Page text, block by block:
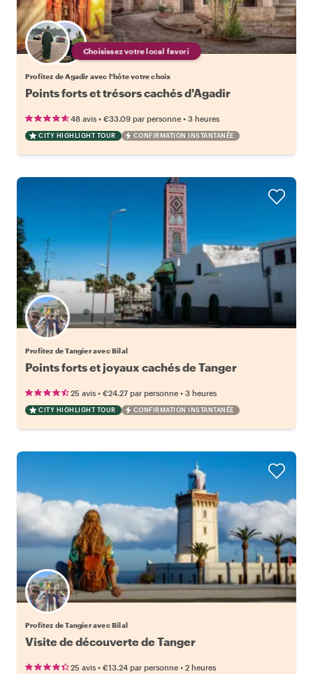
Choisissez votre local favori
Profitez de Agadir avec l'hôte votre choix
Points forts et trésors cachés d'Agadir
48 avis • €33.09 par personne • 3 heures
CITY HIGHLIGHT TOUR CONFIRMATION INSTANTANÉE
Profitez de Tangier avec Bilal
Points forts et joyaux cachés de Tanger
25 avis • €24.27 par personne • 3 heures
CITY HIGHLIGHT TOUR CONFIRMATION INSTANTANÉE
Profitez de Tangier avec Bilal
Visite de découverte de Tanger
25 avis • €13.24 par personne • 2 heures